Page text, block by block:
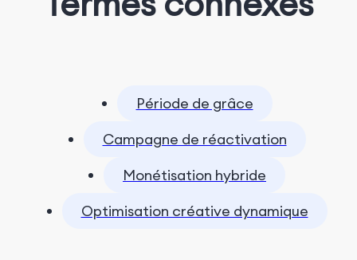
Période de grâce
Campagne de réactivation
Monétisation hybride
Optimisation créative dynamique